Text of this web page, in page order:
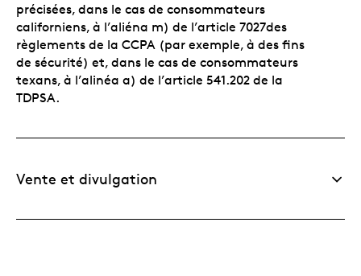
précisées, dans le cas de consommateurs
californiens, à l’aliéna m) de l’article 7027des
règlements de la CCPA (par exemple, à des fins
de sécurité) et, dans le cas de consommateurs
texans, à l’alinéa a) de l’article 541.202 de la
TDPSA.
Vente et divulgation